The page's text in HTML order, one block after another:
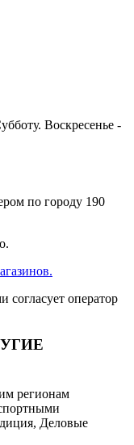
Воскресенье -
по городу 190
согласует оператор
регионам
Деловые